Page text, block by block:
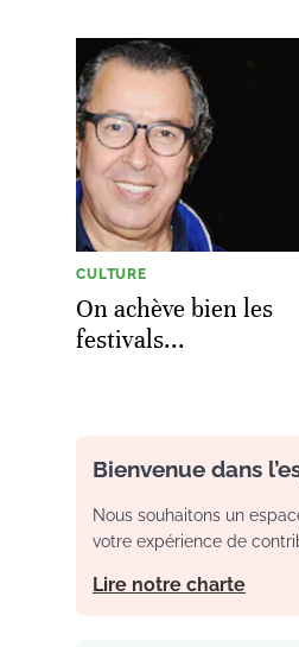
CULTURE
On achève bien les
festivals...
Bienvenue dans
Nous souhaitons un
votre expérience de
Lire notre charte